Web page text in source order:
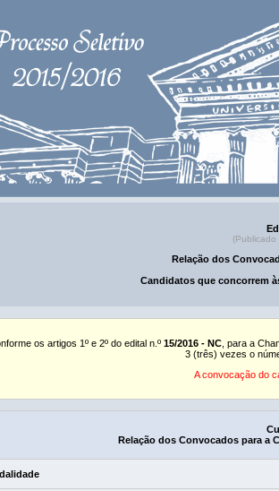
(Publicado
Relação dos
Candidatos que concorrem
os artigos 1º e 2º do edital n.º 15/2016 - NC , para a
3 (três) vezes o
A convocação do
Relação dos Convocados para a